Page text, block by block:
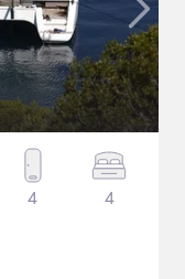
4 4